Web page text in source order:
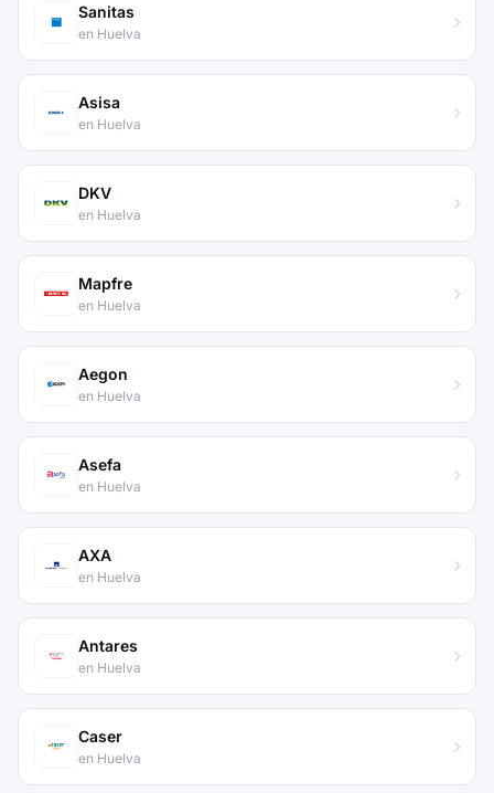
Sanitas
en Huelva
Asisa
en Huelva
DKV
en Huelva
Mapfre
en Huelva
Aegon
en Huelva
Asefa
en Huelva
AXA
en Huelva
Antares
en Huelva
Caser
en Huelva